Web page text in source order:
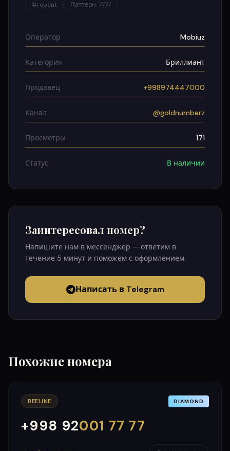
#repeat Паттерн:7777
Оператор Mobiuz
Категория Бриллиант
Продавец +998974447000
Канал @goldnumberz
Просмотры 171
Статус В наличии
Заинтересовал номер?
Напишите нам в мессенджер — ответим в
течение 5 минут и поможем с оформлением.
Написать в Telegram
Похожие номера
BEELINE DIAMOND
+998 92001 77 77
000
999